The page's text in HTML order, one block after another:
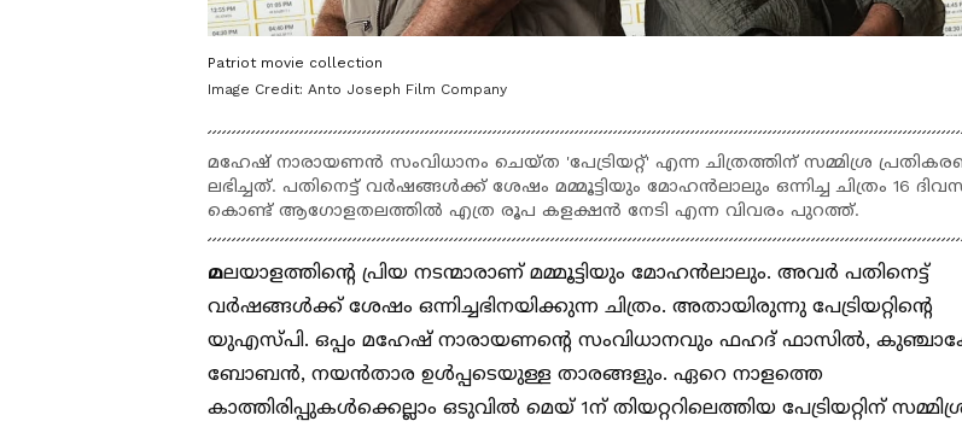
Patriot movie collection
Image Credit: Anto Joseph Film Company
മഹേഷ് നാരായണൻ സംവിധാനം ചെയ്ത 'പേട്രിയറ്റ്' എന്ന ചിത്രത്തിന് സമ്മിശ്ര
ലഭിച്ചത്. പതിനെട്ട് വർഷങ്ങൾക്ക് ശേഷം മമ്മൂട്ടിയും മോഹൻലാലും ഒന്നിച്ച ചിത്രം 16
കൊണ്ട് ആഗോളതലത്തില്‍ എത്ര രൂപ കളക്ഷന്‍ നേടി എന്ന വിവരം പുറത്ത്.
മലയാളത്തിന്റെ പ്രിയ നടന്മാരാണ് മമ്മൂട്ടിയും മോഹൻലാലും. അവർ പതിനെട്ട്
വർഷങ്ങൾക്ക് ശേഷം ഒന്നിച്ചഭിനയിക്കുന്ന ചിത്രം. അതായിരുന്നു പേട്രിയറ്റിന്റെ
യുഎസ്പി. ഒപ്പം മഹേഷ് നാരായണന്റെ സംവിധാനവും ഫഹദ് ഫാസിൽ,
ബോബൻ, നയൻതാര ഉൾപ്പടെയുള്ള താരങ്ങളും. ഏറെ നാളത്തെ
കാത്തിരിപ്പുകൾക്കെല്ലാം ഒടുവിൽ മെയ് 1ന് തിയറ്ററിലെത്തിയ പേട്രിയറ്റിന്